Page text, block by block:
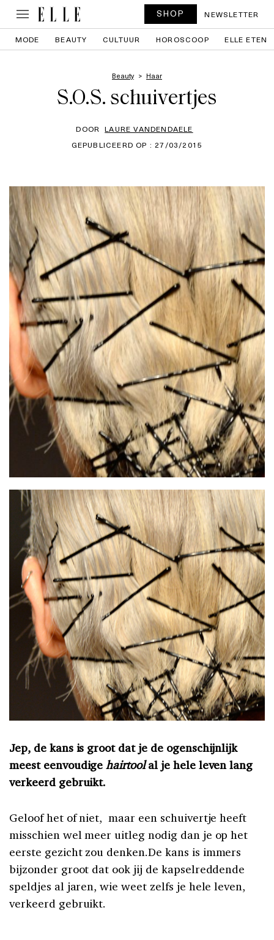
SHOP NEWSLETTER
MODE BEAUTY CULTUUR HOROSCOOP ELLE ETEN
Beauty Haar
S.O.S. schuivertjes
DOOR LAURE VANDENDAELE
GEPUBLICEERD OP : 27/03/2015
Jep, de kans is groot dat je de ogenschijnlijk
meest eenvoudigehairtoolal je hele leven lang
verkeerd gebruikt.
Geloof het of niet, maar een schuivertje heeft
misschien wel meer uitleg nodig dan je op het
eerste gezicht zou denken.De kans is immers
bijzonder groot dat ook jij de kapselreddende
speldjes al jaren, wie weet zelfs je hele leven,
verkeerd gebruikt.